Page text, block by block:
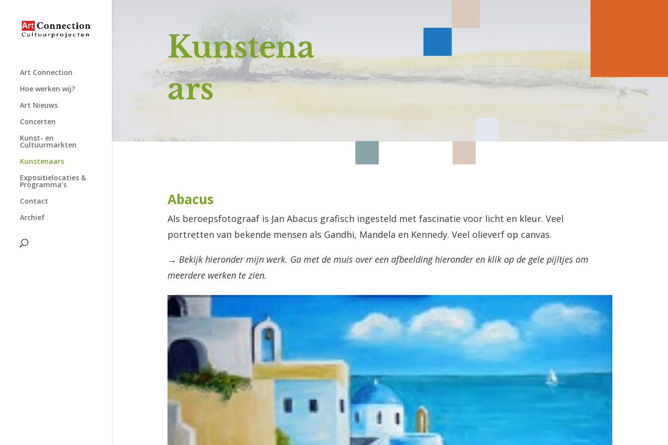
Art Connection
Hoe werken wij?
Art Nieuws
Concerten
Kunst- en
Cultuurmarkten
Kunstenaars
Expositielocaties &
Programma’s
Contact
Archief
Kunstena
ars
Abacus
Als beroepsfotograaf is Jan Abacus grafisch ingesteld met fascinatie voor licht en kleur. Veel
portretten van bekende mensen als Gandhi, Mandela en Kennedy. Veel olieverf op canvas.
→ Bekijk hieronder mijn werk. Ga met de muis over een afbeelding hieronder en klik op de gele pijltjes om
meerdere werken te zien.